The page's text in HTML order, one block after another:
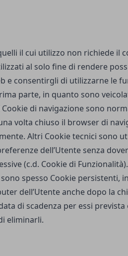
il cui utilizzo non richiede il
al solo fine di rendere
e consentirgli di utilizzarne le
parte, in quanto sono
di navigazione sono
volta chiuso il browser di
Altri Cookie tecnici sono
dell’Utente senza
(c.d. Cookie di
spesso Cookie persistenti,
dell’Utente anche dopo la
di scadenza per essi
eliminarli.